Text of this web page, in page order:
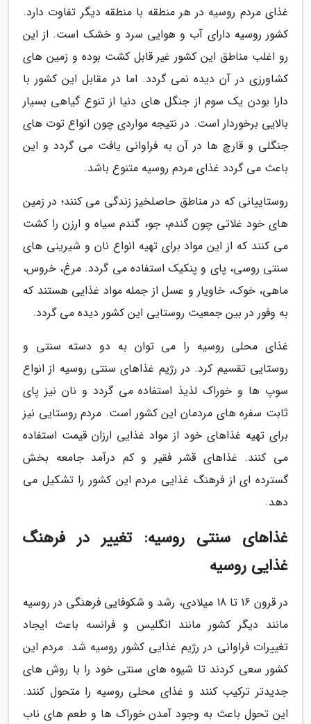
غذای مردم روسیه در هر منطقه با منطقه دیگر تفاوت دارد.
کشور روسیه دارای آب و هوایی سرد و خشک است. از این
رو اغلب مناطق این کشور غیر قابل کشت بوده و زمین های
کشاورزی در آن دیده نمی گردد. اما در مقابل این کشور با
دارا بودن یک سوم از جنگل های دنیا از تنوع گیاهی بسیار
بالایی برخوردار است. در نتیجه مواردی چون انواع توت های
جنگلی و قارچ ها در آن به فراوانی یافت می گردد و این
باعث می گردد غذای مردم روسیه متنوع باشد.
روستاییانی که در مناطق حاصلخیز زندگی می کنند؛ در زمین
های خود غلاتی چون گندم، جو، گندم سیاه و ارزن را کشت
می کنند که از این مواد برای تهیه انواع نان و شیرینی های
سنتی روسی، پای و پنکیک استفاده می گردد. مرغ، خروس،
ماهی، خوک، خاویار و عسل از جمله مواد غذایی هستند که
به وفور در بین جمعیت روستایی این کشور دیده می گردد.
غذای محلی روسیه را می توان به دو دسته سنتی و
روستایی تقسیم کرد. در رژیم غذاهای سنتی روسیه از انواع
سوپ ها و خوراک لذیذ استفاده می گردد و نان نیز پای
ثابت سفره های مردمان این کشور است. مردم روستایی نیز
برای تهیه غذاهای خود از مواد غذایی ارزان قیمت استفاده
می کنند. غذاهای قشر فقیر و کم درآمد جامعه بخش
گسترده ای از فرهنگ غذایی مردم این کشور را تشکیل می
دهد.
غذاهای سنتی روسیه: تغییر در فرهنگ
غذایی روسیه
در قرون 16 تا 18 میلادی، رشد و شکوفایی فرهنگی در روسیه
مانند دیگر کشور مانند انگلیس و فرانسه باعث ایجاد
تغییرات فراوانی در رژیم غذایی کشور روسیه شد. مردم این
کشور سعی کردند تا شیوه های سنتی خود را با روش های
جدیدتر ترکیب کنند و غذای محلی روسیه را متحول کنند.
این تحول باعث به وجود آمدن خوراک ها و طعم های ناب